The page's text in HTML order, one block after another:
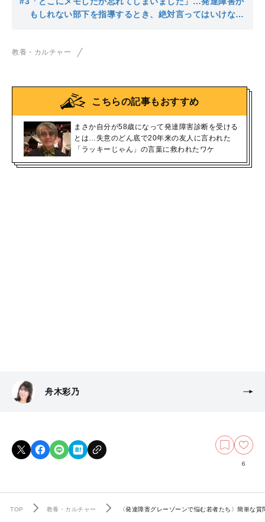
もしれない部下を指導するとき、絶対言ってはいけない
教養・カルチャー
こちらの記事もおすすめ
まさか自分が58歳になって発達障害診断を受ける
とは…失意のどん底で20年来の友人に言われた
「ラッキーじゃん」の言葉に救われたワケ
舟木彩乃
6
TOP 教養・カルチャー 〈発達障害グレーゾーンで悩む若者たち〉簡単な